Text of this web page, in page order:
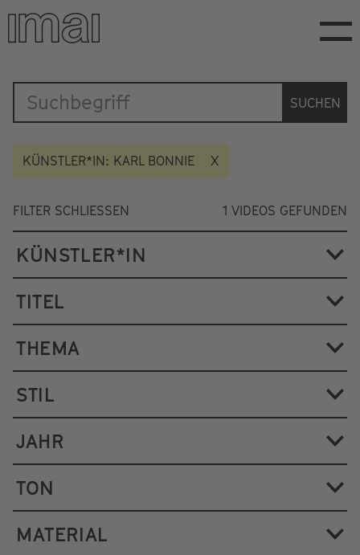
Direkt
zum
Inhalt
Katalog
SUCHEN
KÜNSTLER*IN: KARL BONNIE
FILTER SCHLIESSEN 1 VIDEOS GEFUNDEN
KÜNSTLER*IN
TITEL
THEMA
STIL
JAHR
TON
MATERIAL